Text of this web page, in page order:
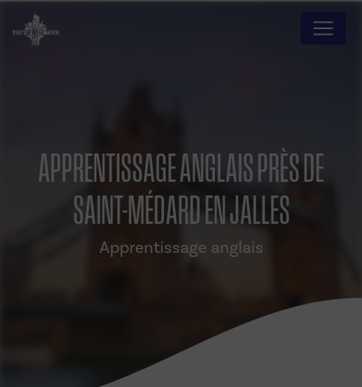
APPRENTISSAGE ANGLAIS PRÈS DE
SAINT-MÉDARD EN JALLES
Apprentissage anglais
Panneau de gestion des cookies